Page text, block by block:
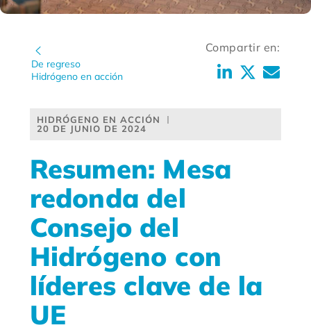
De regreso
Hidrógeno en acción
Compartir en:
HIDRÓGENO EN ACCIÓN
20 DE JUNIO DE 2024
Resumen: Mesa
redonda del
Consejo del
Hidrógeno con
líderes clave de la
UE